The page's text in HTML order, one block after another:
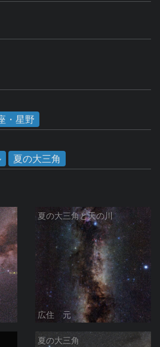
・星野
夏の大三角
夏の大三角と天の川
広住 元
夏の大三角